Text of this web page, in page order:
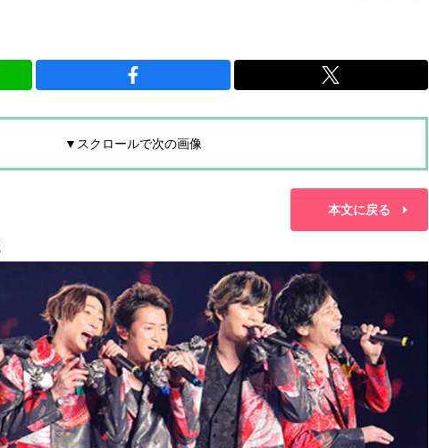
▼スクロールで次の画像
本文に戻る